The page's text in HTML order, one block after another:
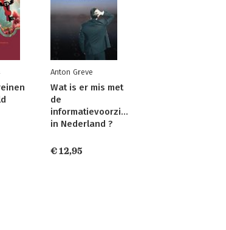
Anton Greve
Wat is er mis met
de
informatievoorziening
in Nederland ?
€ 12,95